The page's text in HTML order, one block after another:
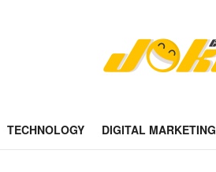
TECHNOLOGY DIGITAL MARKETING